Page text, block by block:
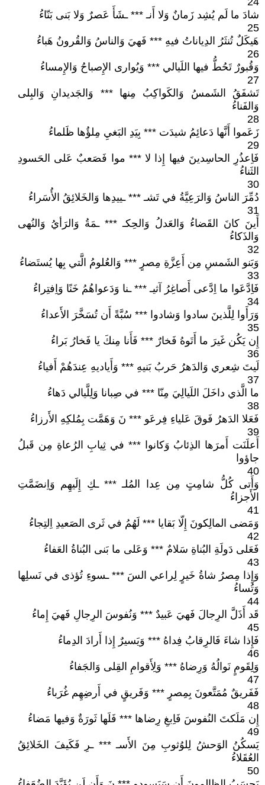
شادَ ما لَم يُشِد زَمانٌ وَلا أَنـ *** ـشَأَ عَصرٌ وَلا بَنى بَنّاءُ
25
هَيكَلٌ تُنثَرُ الدِياناتُ فيهِ *** فَهيَ وَالناسُ وَالقُرونُ هَباءُ
26
وَقُبورٌ تَحُطُّ فيها اللَيالي *** وَيُوارى الإِصباحُ وَالإِمساءُ
27
تَشفَقُ الشَمسُ وَالكَواكِبُ مِنها *** وَالجَديدانِ وَالبِلى
وَالفَناءُ
28
زَعَموا أَنَّها دَعائِمُ شيدَت *** بِيَدِ البَغيِ مِلؤُها ظَلماءُ
29
فَاِعذُرِ الحاسِدينَ فيها إِذا لا *** موا فَصَعبٌ عَلى الحَسودِ
الثَناءُ
30
دُمِّرَ الناسُ وَالرَعِيَّةُ في تَشـ *** ـييدِها وَالخَلائِقُ الأُسَراءُ
31
أَينَ كانَ القَضاءُ وَالعَدلُ وَالحِكـ *** ـمَةُ وَالرَأيُ وَالنُهى
وَالذَكاءُ
32
وَبَنو الشَمسِ مِن أَعِزَّةِ مِصرٍ *** وَالعُلومُ الَّتي بِها يُستَضاءُ
33
فَاِدَّعَوا ما اِدَّعى أَصاغِرُ آثيـ *** ـنا وَدَعواهُمُ خَنًا وَاِفتِراءُ
34
وَرَأَوا لِلَّذينَ سادوا وَشادوا *** سُبَّةً أَن تُسَخَّرَ الأَعداءُ
35
إِن يَكُن غَيرَ ما أَتَوهُ فَخارٌ *** فَأَنا مِنكَ يا فَخارُ بَراءُ
36
لَيتَ شِعري وَالدَهرُ حَربُ بَنيهِ *** وَأَياديهِ عِندَهُمْ أَفياءُ
37
ما الَّذي داخَلَ اللَيالِيَ مِنّا *** في صِبانا وَلِلَّيالي دَهاءُ
38
فَعَلا الدَهرُ فَوقَ عَلياءِ فِرعَو *** نَ وَهَمَّت بِمُلكِهِ الأَرزاءُ
39
أَعلَنَت أَمرَها الذِئابُ وَكانوا *** في ثِيابِ الرُعاةِ مِن قَبلُ
جاؤوا
40
وَأَتى كُلُّ شامِتٍ مِن عِدا المُلـ *** ـكِ إِلَيهِم وَاِنضَمَّتِ
الأَجزاءُ
41
وَمَضى المالِكونَ إِلّا بَقايا *** لَهُمُ في ثَرى الصَعيدِ اِلتِجاءُ
42
فَعَلى دَولَةِ البُناةِ سَلامٌ *** وَعَلى ما بَنى البُناةُ العَفاءُ
43
وَإِذا مِصرُ شاةُ خَيرٍ لِراعي السَ *** ـسوءِ تُؤذى في نَسلِها
وَتُساءُ
44
قَد أَذَلَّ الرِجالَ فَهيَ عَبيدٌ *** وَنُفوسَ الرِجالِ فَهيَ إِماءُ
45
فَإِذا شاءَ فَالرِقابُ فِداهُ *** وَيَسيرٌ إِذا أَرادَ الدِماءُ
46
وَلِقَومٍ نَوالُهُ وَرِضاهُ *** وَلِأَقوامِ القِلى وَالجَفاءُ
47
فَفَريقٌ مُمَتَّعونَ بِمِصرٍ *** وَفَريقٍ في أَرضِهِم غُرَباءُ
48
إِن مَلَكتَ النُفوسَ فَاِبغِ رِضاها *** فَلَها ثَورَةٌ وَفيها مَضاءُ
49
يَسكُنُ الوَحشُ لِلوُثوبِ مِنَ الأَسـ *** ـرِ فَكَيفَ الخَلائِقُ
العُقَلاءُ
50